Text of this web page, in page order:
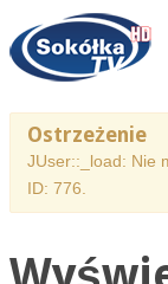
Ostrzeżenie
JUser::_load: Nie
ID: 776.